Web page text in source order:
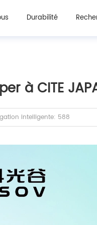
Durabilité
à CITE
intelligente: 588